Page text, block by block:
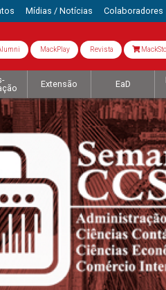
Mídias / Notícias Colaboradores
MackPlay Revista
Extensão EaD